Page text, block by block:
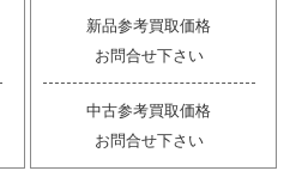
新品参考買取価格
お問合せ下さい
中古参考買取価格
お問合せ下さい